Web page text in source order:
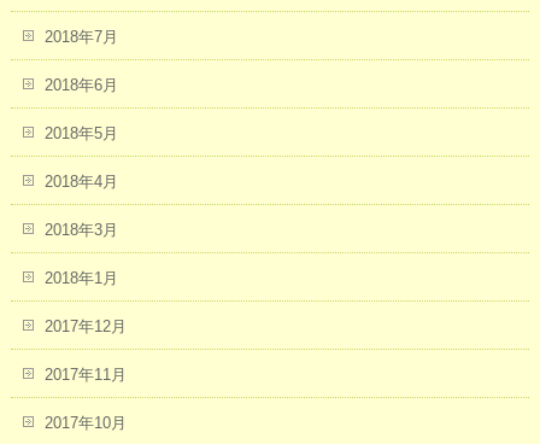
2018年7月
2018年6月
2018年5月
2018年4月
2018年3月
2018年1月
2017年12月
2017年11月
2017年10月